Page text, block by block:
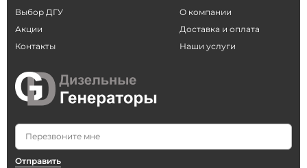
Выбор ДГУ
Акции
Контакты
Отправить
О компании
Доставка и оплата
Наши услуги